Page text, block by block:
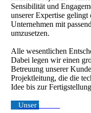
Sensibilität und
unserer Expertise
Unternehmen mit
umzusetzen.
Alle wesentlichen
Dabei legen wir einen
Betreuung unserer
Projektleitung, die die
Idee bis zur
Unser Team ›